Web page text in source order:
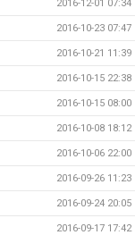
2016-12-01 07:34
2016-10-23 07:47
2016-10-21 11:39
2016-10-15 22:38
2016-10-15 08:00
2016-10-08 18:12
2016-10-06 22:00
2016-09-26 11:23
2016-09-24 20:05
2016-09-17 17:42